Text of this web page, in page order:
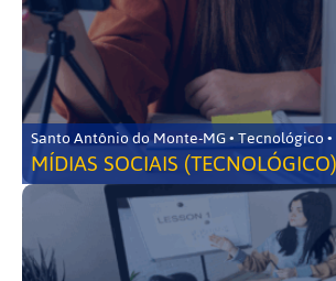
Santo
MÍDIAS SOCIAIS